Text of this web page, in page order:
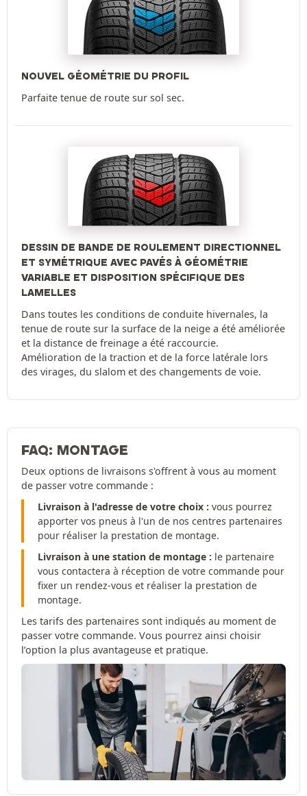
NOUVEL GÉOMÉTRIE DU PROFIL
Parfaite tenue de route sur sol sec.
DESSIN DE BANDE DE ROULEMENT DIRECTIONNEL
ET SYMÉTRIQUE AVEC PAVÉS À GÉOMÉTRIE
VARIABLE ET DISPOSITION SPÉCIFIQUE DES
LAMELLES
Dans toutes les conditions de conduite hivernales, la
tenue de route sur la surface de la neige a été améliorée
et la distance de freinage a été raccourcie.
Amélioration de la traction et de la force latérale lors
des virages, du slalom et des changements de voie.
FAQ: MONTAGE
Deux options de livraisons s'offrent à vous au moment
de passer votre commande :
Livraison à l'adresse de votre choix : vous pourrez
apporter vos pneus à l'un de nos centres partenaires
pour réaliser la prestation de montage.
Livraison à une station de montage : le partenaire
vous contactera à réception de votre commande pour
fixer un rendez-vous et réaliser la prestation de
montage.
Les tarifs des partenaires sont indiqués au moment de
passer votre commande. Vous pourrez ainsi choisir
l’option la plus avantageuse et pratique.